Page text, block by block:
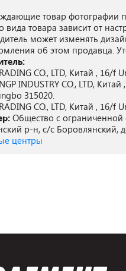
товар фотографии
вида товара зависит от
может изменять
об этом продавца.
CO., LTD, Китай , 16/
INDUSTRY CO., LTD,
315020.
CO., LTD, Китай , 16/
Общество с ограниченной
р-н, с/с
центры